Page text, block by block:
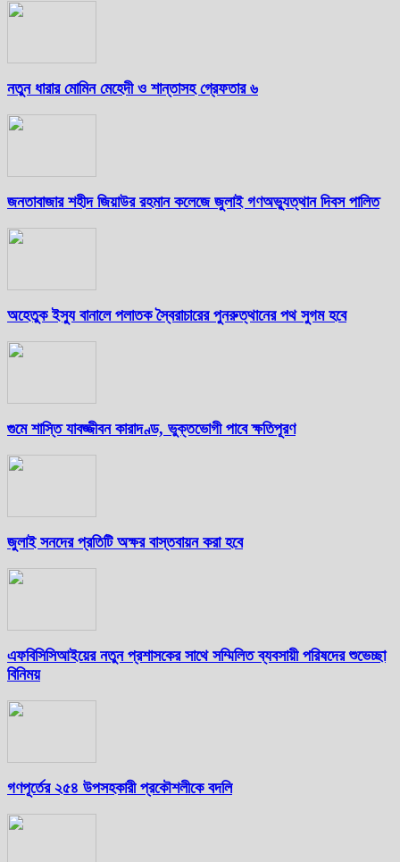
নতুন ধারার মোমিন মেহেদী ও শান্তাসহ গ্রেফতার ৬
জনতাবাজার শহীদ জিয়াউর রহমান কলেজে জুলাই গণঅভ্যুত্থান দিবস পালিত
অহেতুক ইস্যু বানালে পলাতক স্বৈরাচারের পুনরুত্থানের পথ সুগম হবে
গুমে শাস্তি যাবজ্জীবন কারাদণ্ড, ভুক্তভোগী পাবে ক্ষতিপূরণ
জুলাই সনদের প্রতিটি অক্ষর বাস্তবায়ন করা হবে
এফবিসিসিআইয়ের নতুন প্রশাসকের সাথে সম্মিলিত ব্যবসায়ী পরিষদের শুভেচ্ছা
বিনিময়
গণপূর্তের ২৫৪ উপসহকারী প্রকৌশলীকে বদলি